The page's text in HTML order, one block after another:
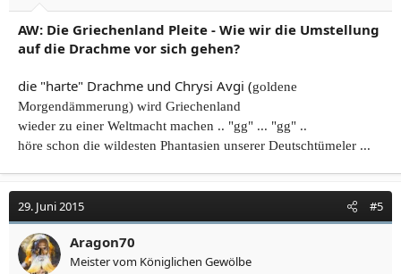
AW: Die Griechenland Pleite - Wie wir die Umstellung
auf die Drachme vor sich gehen?
die "harte" Drachme und Chrysi Avgi (goldene
Morgendämmerung) wird Griechenland
wieder zu einer Weltmacht machen .. "gg" ... "gg" ..
höre schon die wildesten Phantasien unserer Deutschtümeler ...
29. Juni 2015 #5
Aragon70
Meister vom Königlichen Gewölbe